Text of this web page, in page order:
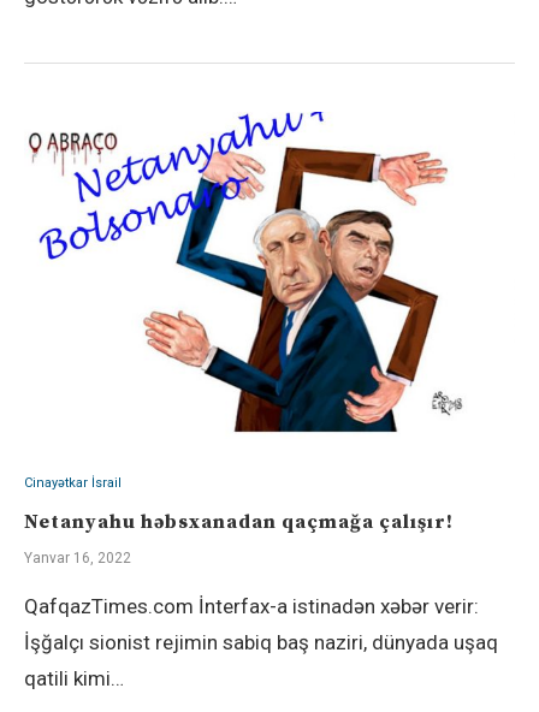
Cinayətkar İsrail
Netanyahu həbsxanadan qaçmağa çalışır!
Yanvar 16, 2022
QafqazTimes.com İnterfax-a istinadən xəbər verir:
İşğalçı sionist rejimin sabiq baş naziri, dünyada uşaq
qatili kimi…